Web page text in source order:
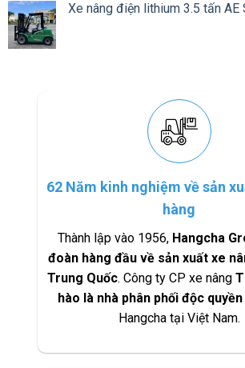
Xe nâng điện lithium 3.5 tấn AE
62 Năm kinh nghiệm về sản
hàng
Thành lập vào 1956, Hangcha
đoàn hàng đầu về sản xuất xe
Trung Quốc. Công ty CP xe nâng
hào là nhà phân phối độc quyền
Hangcha tại Việt Nam.